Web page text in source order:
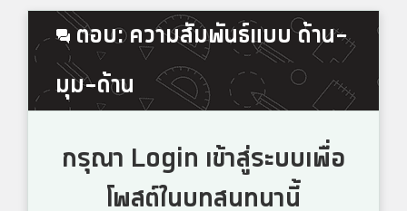
ตอบ: ความสัมพันธ์แบบ ด้าน-
มุม-ด้าน
กรุณา Login เข้าสู่ระบบเพื่อ
โพสต์ในบทสนทนานี้